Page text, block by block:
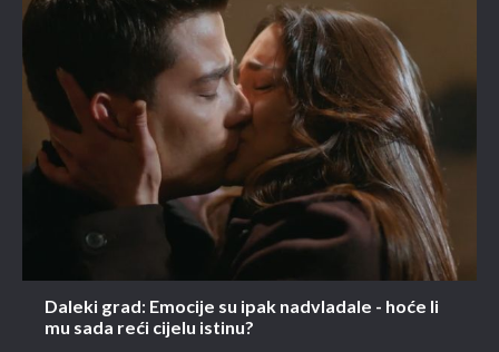
Daleki grad: Emocije su ipak nadvladale - hoće li
mu sada reći cijelu istinu?